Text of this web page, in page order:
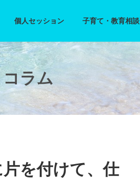
個人セッション 子育て・教育相談
コラム
を付けて、仕